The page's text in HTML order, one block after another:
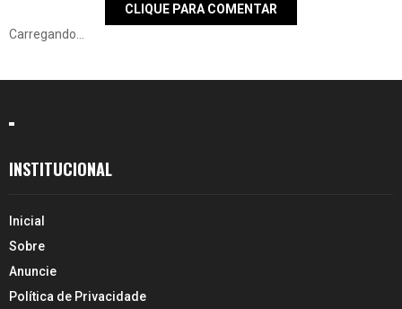
CLIQUE PARA COMENTAR
Carregando...
INSTITUCIONAL
Inicial
Sobre
Anuncie
Política de Privacidade